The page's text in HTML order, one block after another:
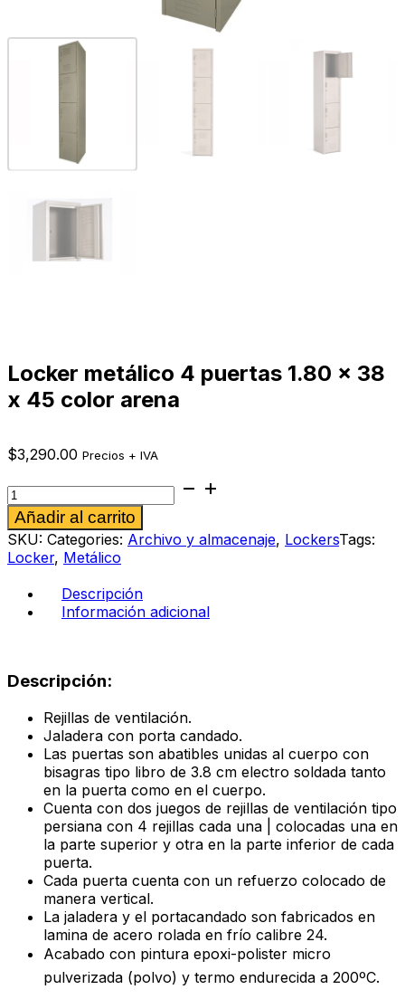
Locker metálico 4 puertas 1.80 x 38
x 45 color arena
$3,290.00 Precios + IVA
Locker
metálico
puertas
1.80
x
Añadir al carrito
SKU: Categories: Archivo y almacenaje, LockersTags:
Locker, Metálico
Descripción
Información adicional
Descripción:
Rejillas de ventilación.
Jaladera con porta candado.
Las puertas son abatibles unidas al cuerpo con
bisagras tipo libro de 3.8 cm electro soldada tanto
en la puerta como en el cuerpo.
Cuenta con dos juegos de rejillas de ventilación tipo
persiana con 4 rejillas cada una | colocadas una en
la parte superior y otra en la parte inferior de cada
puerta.
Cada puerta cuenta con un refuerzo colocado de
manera vertical.
La jaladera y el portacandado son fabricados en
lamina de acero rolada en frío calibre 24.
Acabado con pintura epoxi-polister micro
pulverizada (polvo) y termo endurecida a 200ºC.